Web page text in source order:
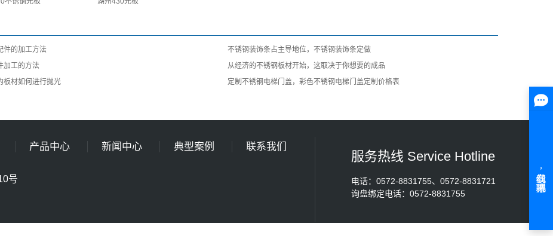
件的加工方法
不锈钢装饰条占主导地位，不锈钢装饰条定做
加工的方法
从经济的不锈钢板材开始，这取决于你想要的成品
板材如何进行抛光
定制不锈钢电梯门盖，彩色不锈钢电梯门盖定制价格表
产品中心 新闻中心 典型案例 联系我们
号
服务热线 Service Hotline
电话：0572-8831755、0572-8831721
询盘绑定电话：0572-8831755